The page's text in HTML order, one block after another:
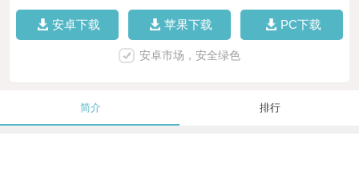
安卓下载 苹果下载 PC下载
安卓市场，安全绿色
简介 排行